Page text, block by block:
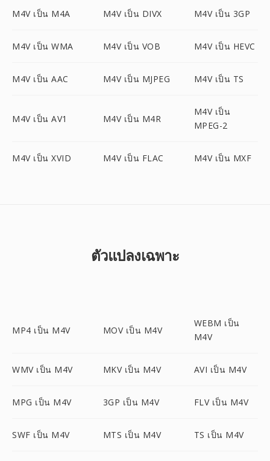
M4V เป็น M4A M4V เป็น DIVX M4V เป็น 3GP
M4V เป็น WMA M4V เป็น VOB M4V เป็น HEVC
M4V เป็น AAC M4V เป็น MJPEG M4V เป็น TS
M4V เป็น AV1 M4V เป็น M4R
M4V เป็น
MPEG-2
M4V เป็น XVID M4V เป็น FLAC M4V เป็น MXF
ตัวแปลงเฉพาะ
MP4 เป็น M4V MOV เป็น M4V
WEBM เป็น
M4V
WMV เป็น M4V MKV เป็น M4V AVI เป็น M4V
MPG เป็น M4V 3GP เป็น M4V FLV เป็น M4V
SWF เป็น M4V MTS เป็น M4V TS เป็น M4V